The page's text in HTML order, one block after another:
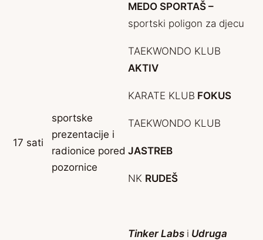
17 sati
sportske
prezentacije i
radionice pored
pozornice
MEDO SPORTAŠ –
sportski poligon za djecu
TAEKWONDO KLUB
AKTIV
KARATE KLUB FOKUS
TAEKWONDO KLUB
JASTREB
NK RUDEŠ
Tinker Labs i Udruga